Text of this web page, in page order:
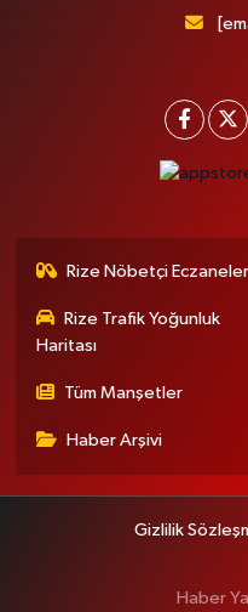
Rize Nöbetçi Eczaneler
Rize Trafik Yoğunluk
Haritası
Tüm Manşetler
Haber Arşivi
Gizlilik
Haber